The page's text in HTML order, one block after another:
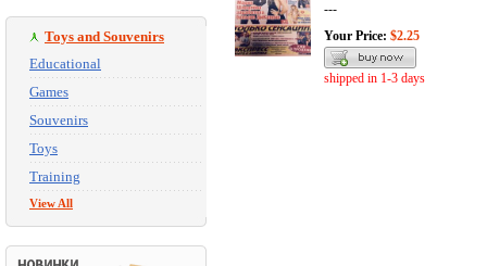
Toys and Souvenirs
Educational
Games
Souvenirs
Toys
Training
View All
---
Your Price: $2.25
shipped in 1-3 days